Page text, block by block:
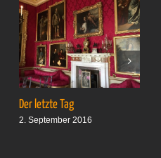
Der letzte Tag
2. September 2016